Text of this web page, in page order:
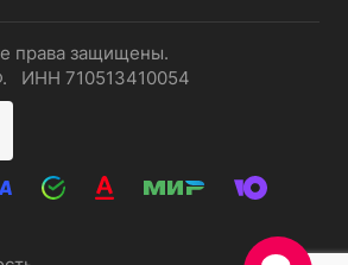
права защищены.
ИНН 710513410054